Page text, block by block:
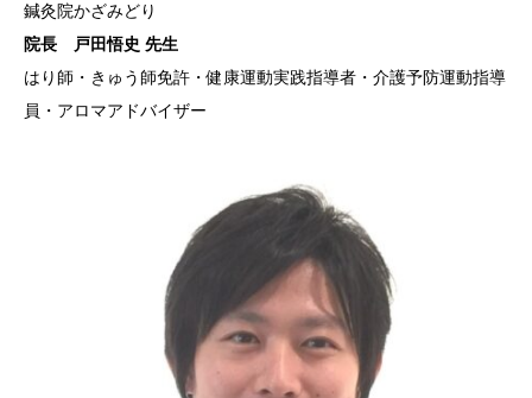
鍼灸院かざみどり
院長 戸田悟史 先生
はり師・きゅう師免許・健康運動実践指導者・介護予防運動指導
員・アロマアドバイザー